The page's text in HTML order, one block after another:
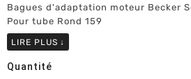
Bagues d'adaptation moteur Becker
Pour tube Rond 159
LIRE PLUS ↓
Quantité